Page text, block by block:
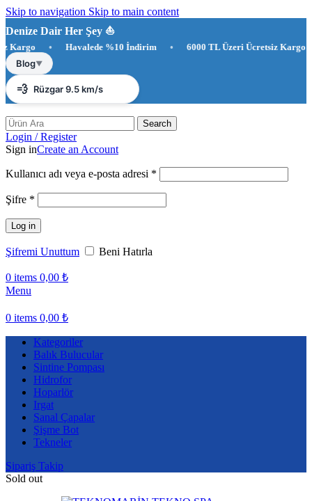
Skip to navigation Skip to main content
Denize Dair Her Şey ⛵️
• Havalede %10 İndirim • 6000 TL Üzeri Ücretsiz Kargo
Blog▼
☀️ Antalya 37°C
💨 Rüzgar 9.5 km/s
💧 Nem %33
Search
Login / Register
Sign inCreate an Account
Kullanıcı adı veya e-posta adresi *
Şifre *
Log in
Şifremi Unuttum Beni Hatırla
0 items 0,00 ₺
Menu
0 items 0,00 ₺
Kategoriler
Balık Bulucular
Sintine Pompası
Hidrofor
Hoparlör
Irgat
Sanal Çapalar
Şişme Bot
Tekneler
Sipariş Takip
Sold out